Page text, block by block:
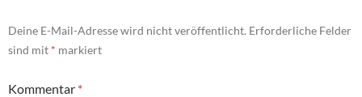
Deine E-Mail-Adresse wird nicht veröffentlicht. Erforderliche Felder
sind mit * markiert
Kommentar *